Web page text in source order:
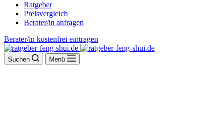
Ratgeber
Preisvergleich
Berater/in anfragen
Berater/in kostenfrei eintragen
Suchen Menü